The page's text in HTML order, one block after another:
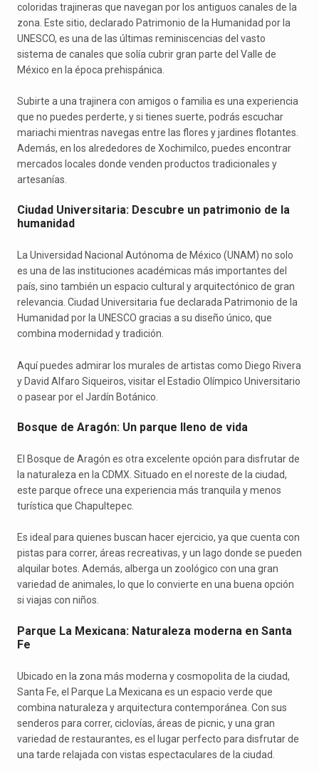
coloridas trajineras que navegan por los antiguos canales de la
zona. Este sitio, declarado Patrimonio de la Humanidad por la
UNESCO, es una de las últimas reminiscencias del vasto
sistema de canales que solía cubrir gran parte del Valle de
México en la época prehispánica.
Subirte a una trajinera con amigos o familia es una experiencia
que no puedes perderte, y si tienes suerte, podrás escuchar
mariachi mientras navegas entre las flores y jardines flotantes.
Además, en los alrededores de Xochimilco, puedes encontrar
mercados locales donde venden productos tradicionales y
artesanías.
Ciudad Universitaria: Descubre un patrimonio de la
humanidad
La Universidad Nacional Autónoma de México (UNAM) no solo
es una de las instituciones académicas más importantes del
país, sino también un espacio cultural y arquitectónico de gran
relevancia. Ciudad Universitaria fue declarada Patrimonio de la
Humanidad por la UNESCO gracias a su diseño único, que
combina modernidad y tradición.
Aquí puedes admirar los murales de artistas como Diego Rivera
y David Alfaro Siqueiros, visitar el Estadio Olímpico Universitario
o pasear por el Jardín Botánico.
Bosque de Aragón: Un parque lleno de vida
El Bosque de Aragón es otra excelente opción para disfrutar de
la naturaleza en la CDMX. Situado en el noreste de la ciudad,
este parque ofrece una experiencia más tranquila y menos
turística que Chapultepec.
Es ideal para quienes buscan hacer ejercicio, ya que cuenta con
pistas para correr, áreas recreativas, y un lago donde se pueden
alquilar botes. Además, alberga un zoológico con una gran
variedad de animales, lo que lo convierte en una buena opción
si viajas con niños.
Parque La Mexicana: Naturaleza moderna en Santa
Fe
Ubicado en la zona más moderna y cosmopolita de la ciudad,
Santa Fe, el Parque La Mexicana es un espacio verde que
combina naturaleza y arquitectura contemporánea. Con sus
senderos para correr, ciclovías, áreas de picnic, y una gran
variedad de restaurantes, es el lugar perfecto para disfrutar de
una tarde relajada con vistas espectaculares de la ciudad.